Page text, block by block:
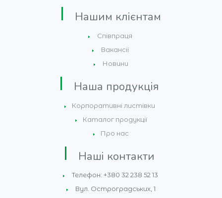
Нашим клієнтам
Співпраця
Вакансії
Новини
Наша продукція
Корпоративні листівки
Каталог продукції
Про нас
Наші контакти
Телефон: +380 32 238 52 13
Вул. Остроградських, 1